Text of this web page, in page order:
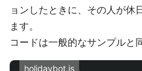
ョンしたときに、その人が休
ます。
コードは一般的なサンプルと
holidaybot.js